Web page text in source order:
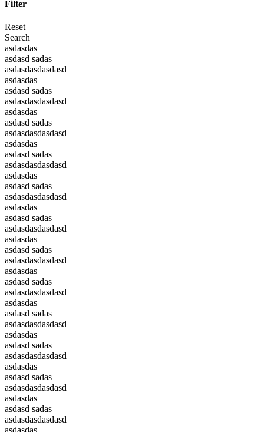
Filter
Reset
Search
asdasdas
asdasd sadas
asdasdasdasdasd
asdasdas
asdasd sadas
asdasdasdasdasd
asdasdas
asdasd sadas
asdasdasdasdasd
asdasdas
asdasd sadas
asdasdasdasdasd
asdasdas
asdasd sadas
asdasdasdasdasd
asdasdas
asdasd sadas
asdasdasdasdasd
asdasdas
asdasd sadas
asdasdasdasdasd
asdasdas
asdasd sadas
asdasdasdasdasd
asdasdas
asdasd sadas
asdasdasdasdasd
asdasdas
asdasd sadas
asdasdasdasdasd
asdasdas
asdasd sadas
asdasdasdasdasd
asdasdas
asdasd sadas
asdasdasdasdasd
asdasdas